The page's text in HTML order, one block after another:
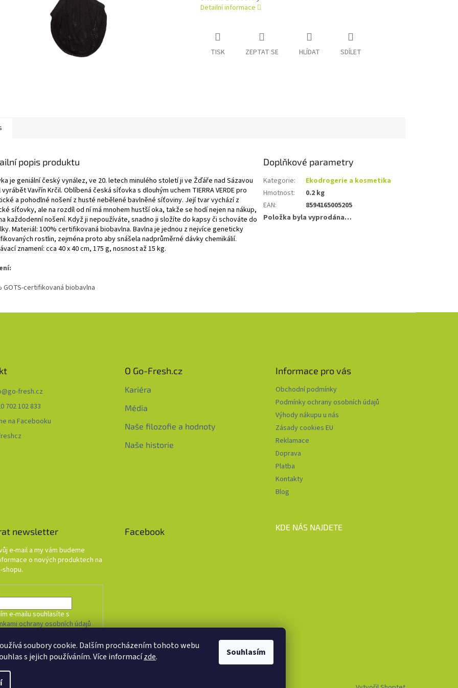
soubory cookie. Dalším procházením tohoto webu
s jejich používáním. Více informacízde. Souhlasím
Detailní informace
TISK ZEPTAT SE HLÍDAT SDÍLET
popis produktu
je geniální český vynález, ve 20. letech minulého století ji ve Žďáře nad Sázavou
vyrábět Vavřín Krčil. Oblíbená česká síťovka s dlouhým uchem TIERRA VERDE pro
a pohodlné nošení z husté nebělené bavlněné síťoviny. Její tvar vychází z
síťovky, ale na rozdíl od ní má mnohem hustší oka, takže se hodí nejen na nákup,
každodenní nošení. Když ji nepoužíváte, snadno ji složíte do kapsy či schováte do
Materiál: 100% certifikovaná biobavlna. Bavlna je jednou z nejvíce geneticky
rostlin, zejména proto aby snášela nadprůměrné dávky chemikálií.
znamení: cca 40 x 40 cm, 175 g, nosnost až 15 kg.
GOTS-certifikovaná biobavlna
Doplňkové parametry
Kategorie:
Ekodrogerie a kosmetika
Hmotnost:
0.2 kg
EAN:
8594165005205
Položka byla vyprodána…
@go-fresh.cz
702 102 833
na Facebooku
O Go-Fresh.cz
Kariéra
Média
Naše filozofie a hodnoty
Naše historie
Informace pro vás
Obchodní podmínky
Podmínky ochrany osobních údajů
Výhody nákupu u nás
Zásady cookies EU
Reklamace
Doprava
Platba
Kontakty
Blog
newsletter
e-mail a my vám budeme
o nových produktech na
shopu.
e-mailu souhlasíte s
ochrany osobních údajů
SE
Facebook KDE NÁS NAJDETE